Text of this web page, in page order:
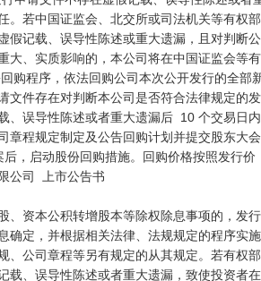
。若中国证监会、北交所或司法机关等有权
假记载、误导性陈述或重大遗漏，且对判断
大、实质影响的，本公司将在中国证监会等
购程序，依法回购公司本次公开发行的全部
文件存在对判断本公司是否符合法律规定的
、误导性陈述或者重大遗漏后  10 个交易日
章程规定制定及公告回购计划并提交股东大
，启动股份回购措施。回购价格按照发行价
公司  上市公告书
、资本公积转增股本等除权除息事项的，发
确定，并根据相关法律、法规规定的程序实
、公司章程等另有规定的从其规定。若有权
载、误导性陈述或者重大遗漏，致使投资者